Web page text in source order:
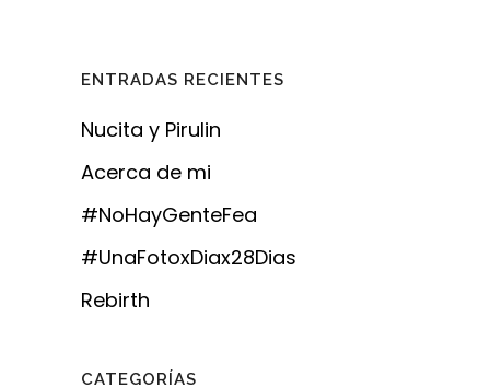
ENTRADAS RECIENTES
Nucita y Pirulin
Acerca de mi
#NoHayGenteFea
#UnaFotoxDiax28Dias
Rebirth
CATEGORÍAS